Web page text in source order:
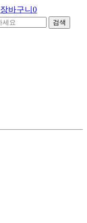
장바구니 0
검색